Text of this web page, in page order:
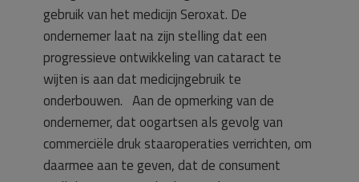
gebruik van het medicijn Seroxat. De
ondernemer laat na zijn stelling dat een
progressieve ontwikkeling van cataract te
wijten is aan dat medicijngebruik te
onderbouwen. Aan de opmerking van de
ondernemer, dat oogartsen als gevolg van
commerciële druk staaroperaties verrichten, om
daarmee aan te geven, dat de consument